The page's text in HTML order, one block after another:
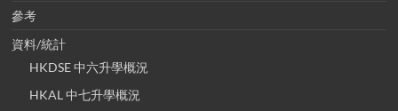
參考
資料/統計
HKDSE 中六升學概況
HKAL 中七升學概況